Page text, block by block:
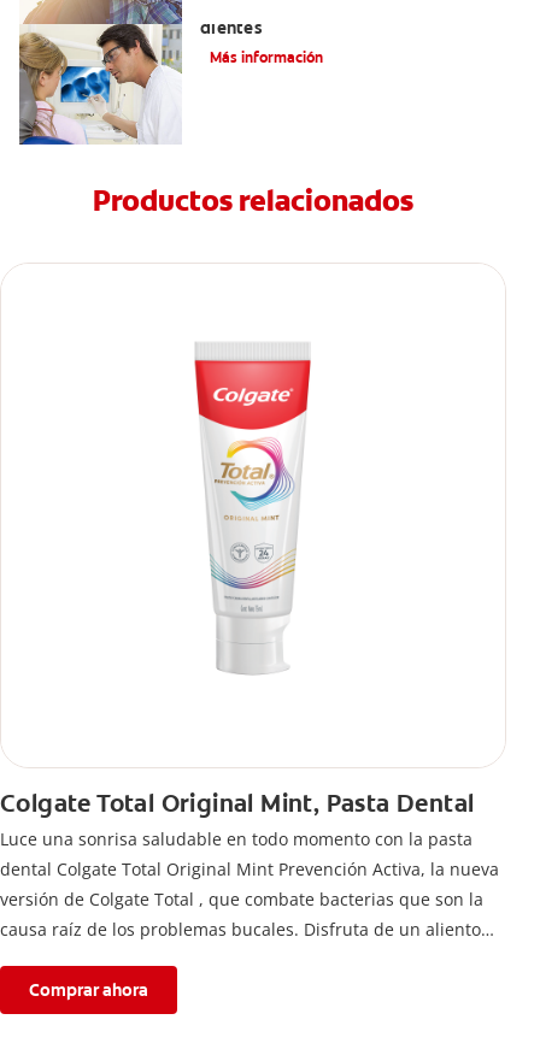
dientes
Más información
Productos relacionados
Colgate Total Original Mint, Pasta Dental
Luce una sonrisa saludable en todo momento con la pasta
dental Colgate Total Original Mint Prevención Activa, la nueva
versión de Colgate Total , que combate bacterias que son la
causa raíz de los problemas bucales. Disfruta de un aliento
fórmula con desempeño superior**** de la pasta de dientes
Colgate Total que te ofrece 24 horas** de protección
Comprar ahora